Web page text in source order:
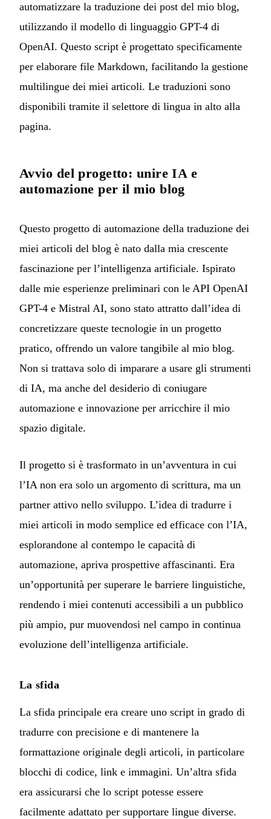
automatizzare la traduzione dei post del mio blog,
utilizzando il modello di linguaggio GPT-4 di
OpenAI. Questo script è progettato specificamente
per elaborare file Markdown, facilitando la gestione
multilingue dei miei articoli. Le traduzioni sono
disponibili tramite il selettore di lingua in alto alla
pagina.
Avvio del progetto: unire IA e
automazione per il mio blog
Questo progetto di automazione della traduzione dei
miei articoli del blog è nato dalla mia crescente
fascinazione per l’intelligenza artificiale. Ispirato
dalle mie esperienze preliminari con le API OpenAI
GPT-4 e Mistral AI, sono stato attratto dall’idea di
concretizzare queste tecnologie in un progetto
pratico, offrendo un valore tangibile al mio blog.
Non si trattava solo di imparare a usare gli strumenti
di IA, ma anche del desiderio di coniugare
automazione e innovazione per arricchire il mio
spazio digitale.
Il progetto si è trasformato in un’avventura in cui
l’IA non era solo un argomento di scrittura, ma un
partner attivo nello sviluppo. L’idea di tradurre i
miei articoli in modo semplice ed efficace con l’IA,
esplorandone al contempo le capacità di
automazione, apriva prospettive affascinanti. Era
un’opportunità per superare le barriere linguistiche,
rendendo i miei contenuti accessibili a un pubblico
più ampio, pur muovendosi nel campo in continua
evoluzione dell’intelligenza artificiale.
La sfida
La sfida principale era creare uno script in grado di
tradurre con precisione e di mantenere la
formattazione originale degli articoli, in particolare
blocchi di codice, link e immagini. Un’altra sfida
era assicurarsi che lo script potesse essere
facilmente adattato per supportare lingue diverse.